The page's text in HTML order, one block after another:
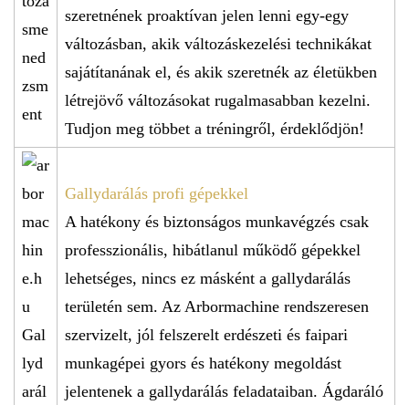
szeretnének proaktívan jelen lenni egy-egy
változásban, akik változáskezelési technikákat
sajátítanának el, és akik szeretnék az életükben
létrejövő változásokat rugalmasabban kezelni.
Tudjon meg többet a tréningről, érdeklődjön!
Gallydarálás profi gépekkel
A hatékony és biztonságos munkavégzés csak
professzionális, hibátlanul működő gépekkel
lehetséges, nincs ez másként a gallydarálás
területén sem. Az Arbormachine rendszeresen
szervizelt, jól felszerelt erdészeti és faipari
munkagépei gyors és hatékony megoldást
jelentenek a gallydarálás feladataiban. Ágdaráló